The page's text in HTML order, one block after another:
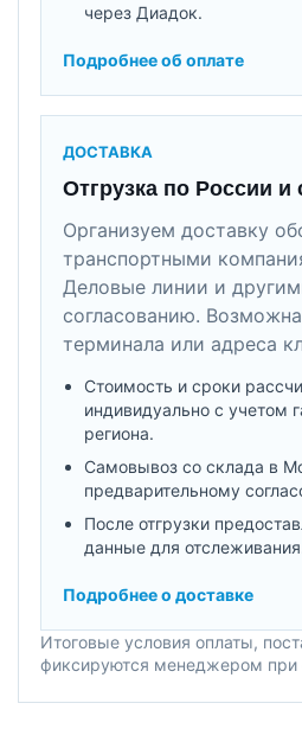
через Диадок.
Подробнее об оплате
ДОСТАВКА
Отгрузка по России
Организуем доставку
транспортными
Деловые линии и
согласованию.
терминала или адреса
Стоимость и сроки
индивидуально с учетом
региона.
Самовывоз со склада в
предварительному
После отгрузки
данные для
Подробнее о доставке
Итоговые условия оплаты,
фиксируются менеджером при